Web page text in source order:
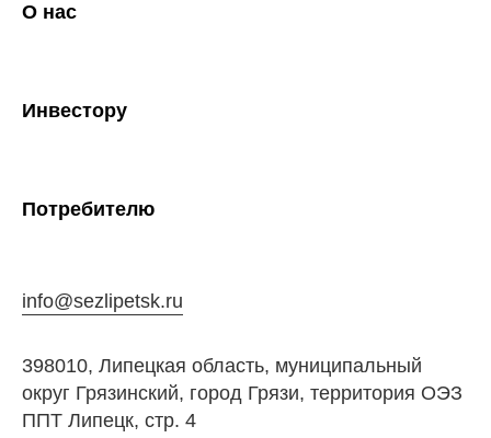
info@sezlipetsk.ru
398010, Липецкая область, муниципальный
округ Грязинский, город Грязи, территория ОЭЗ
ППТ Липецк, стр. 4
О нас
Инвестору
Потребителю